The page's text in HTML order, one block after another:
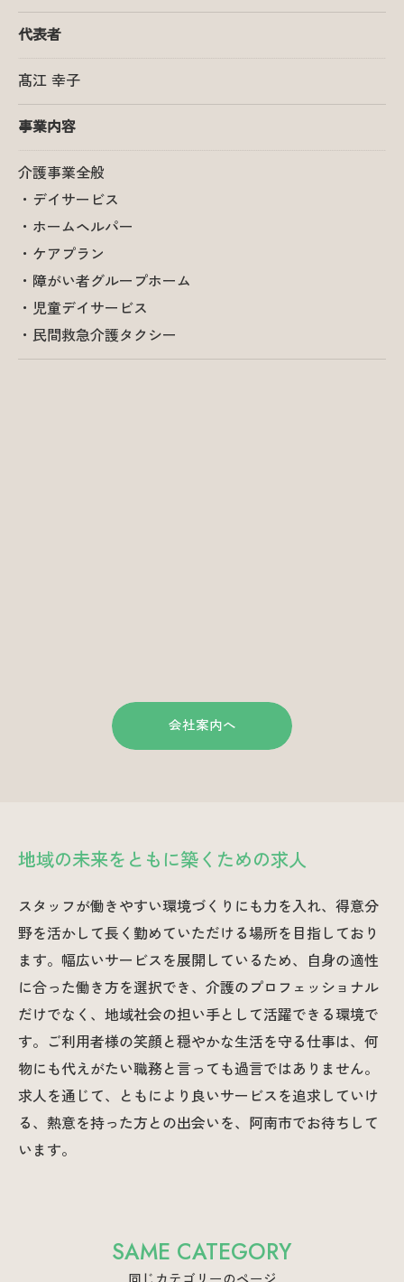
代表者
髙江 幸子
事業内容
介護事業全般
・デイサービス
・ホームヘルパー
・ケアプラン
・障がい者グループホーム
・児童デイサービス
・民間救急介護タクシー
会社案内へ
地域の未来をともに築くための求人
スタッフが働きやすい環境づくりにも力を入れ、得意分
野を活かして長く勤めていただける場所を目指しており
ます。幅広いサービスを展開しているため、自身の適性
に合った働き方を選択でき、介護のプロフェッショナル
だけでなく、地域社会の担い手として活躍できる環境で
す。ご利用者様の笑顔と穏やかな生活を守る仕事は、何
物にも代えがたい職務と言っても過言ではありません。
求人を通じて、ともにより良いサービスを追求していけ
る、熱意を持った方との出会いを、阿南市でお待ちして
います。
SAME CATEGORY